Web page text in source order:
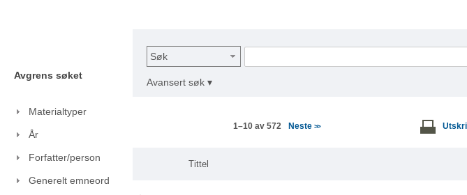
Avgrens søket
Materialtyper
År
Forfatter/person
Generelt emneord
Søk
Avansert søk ▾
1–10 av 572 Neste >>
Tittel